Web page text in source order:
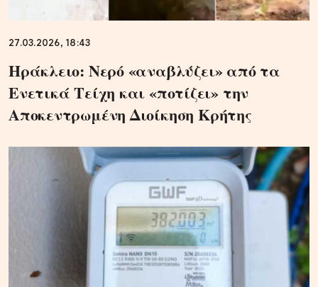
27.03.2026, 18:43
Ηράκλειο: Νερό «αναβλύζει» από τα
Ενετικά Τείχη και «ποτίζει» την
Αποκεντρωμένη Διοίκηση Κρήτης